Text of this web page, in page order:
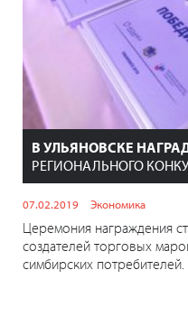
В УЛЬЯНОВСКЕ
РЕГИОНАЛЬНОГО
07.02.2019 Экономика
Церемония награждения
создателей торговых
симбирских потребителей.